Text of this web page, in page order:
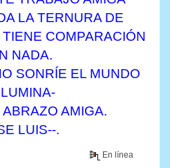
LA TERNURA DE
COMPARACIÓN
NADA.
SONRÍE EL MUNDO
AMIGA.
LUIS--.
En línea